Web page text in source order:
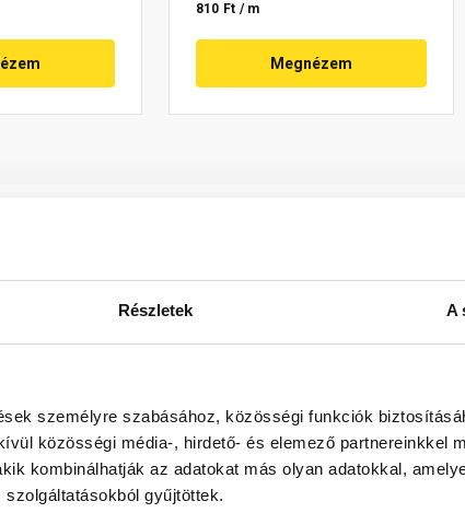
Részletek A
személyre szabásához, közösségi funkciók
közösségi média-, hirdető- és elemező partnereinkkel
kombinálhatják az adatokat más olyan adatokkal,
gyűjtöttek.
810 Ft / m
Megnézem
az eresz mentén. A cserép hullámaiba símuló
A szellőzőlécet közvetlenül az első, legalsó lécre
a termékeink színének a lehető leginkább valósághű
nem tükrözik 100%-ban a valóságot, a képeken